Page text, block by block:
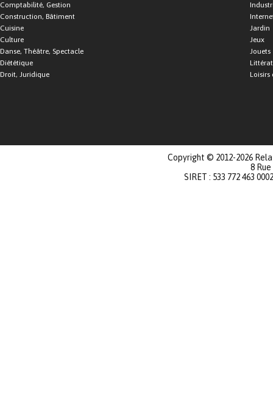
Comptabilité, Gestion
Construction, Bâtiment
Cuisine
Culture
Danse, Théâtre, Spectacle
Diététique
Droit, Juridique
Jardin
Jeux
Jouets
Loisirs
Copyright © 2012-2026
8
SIRET : 533 772 463